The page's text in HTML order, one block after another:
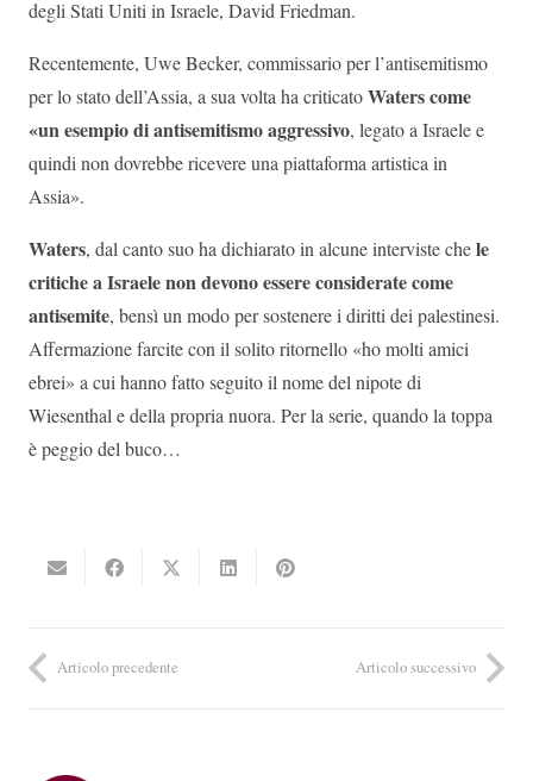
degli Stati Uniti in Israele, David Friedman.
Recentemente, Uwe Becker, commissario per l’antisemitismo
per lo stato dell’Assia, a sua volta ha criticatoWaters come
«un esempio di antisemitismo aggressivo, legato a Israele e
quindi non dovrebbe ricevere una piattaforma artistica in
Assia».
Waters, dal canto suo ha dichiarato in alcune interviste chele
critiche a Israele non devono essere considerate come
antisemite, bensì un modo per sostenere i diritti dei palestinesi.
Affermazione farcite con il solito ritornello «ho molti amici
ebrei» a cui hanno fatto seguito il nome del nipote di
Wiesenthal e della propria nuora. Per la serie, quando la toppa
è peggio del buco…
Articolo precedente Articolo successivo